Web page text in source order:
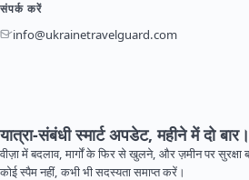
संपर्क करें
info@ukrainetravelguard.com
यात्रा-संबंधी स्मार्ट अपडेट, महीने में दो बार।
वीज़ा में बदलाव, मार्गों के फिर से खुलने, और ज़मीन पर
कोई स्पैम नहीं, कभी भी सदस्यता समाप्त करें।